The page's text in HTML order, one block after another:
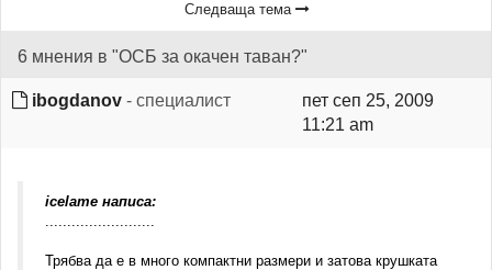
Следваща тема
6 мнения в "ОСБ за окачен таван?"
ibogdanov - специалист
пет сеп 25, 2009
11:21 am
icelame написа:
.........................
Трябва да е в много компактни размери и затова крушката